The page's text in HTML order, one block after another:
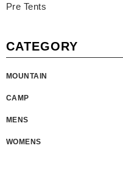
Pre Tents
CATEGORY
MOUNTAIN
CAMP
MENS
WOMENS